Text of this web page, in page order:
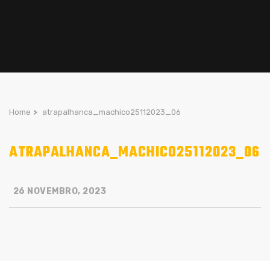
Home > atrapalhanca_machico25112023_06
ATRAPALHANCA_MACHICO25112023_06
26 NOVEMBRO, 2023